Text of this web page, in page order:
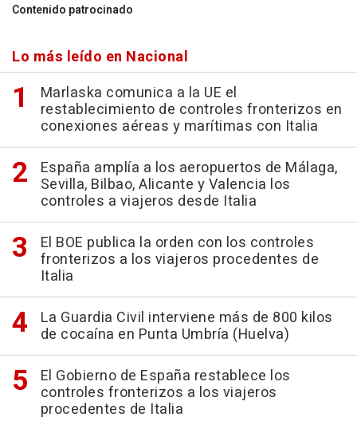
Contenido patrocinado
Lo más leído en Nacional
Marlaska comunica a la UE el
restablecimiento de controles fronterizos en
conexiones aéreas y marítimas con Italia
España amplía a los aeropuertos de Málaga,
Sevilla, Bilbao, Alicante y Valencia los
controles a viajeros desde Italia
El BOE publica la orden con los controles
fronterizos a los viajeros procedentes de
Italia
La Guardia Civil interviene más de 800 kilos
de cocaína en Punta Umbría (Huelva)
El Gobierno de España restablece los
controles fronterizos a los viajeros
procedentes de Italia